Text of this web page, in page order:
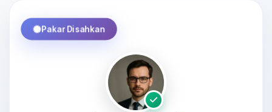
Pakar Disahkan